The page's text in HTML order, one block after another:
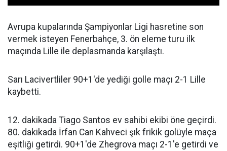
Avrupa kupalarında Şampiyonlar Ligi hasretine son
vermek isteyen Fenerbahçe, 3. ön eleme turu ilk
maçında Lille ile deplasmanda karşılaştı.
Sarı Lacivertliler 90+1'de yediği golle maçı 2-1 Lille
kaybetti.
12. dakikada Tiago Santos ev sahibi ekibi öne geçirdi.
80. dakikada İrfan Can Kahveci şık frikik golüyle maça
eşitliği getirdi. 90+1'de Zhegrova maçı 2-1'e getirdi ve